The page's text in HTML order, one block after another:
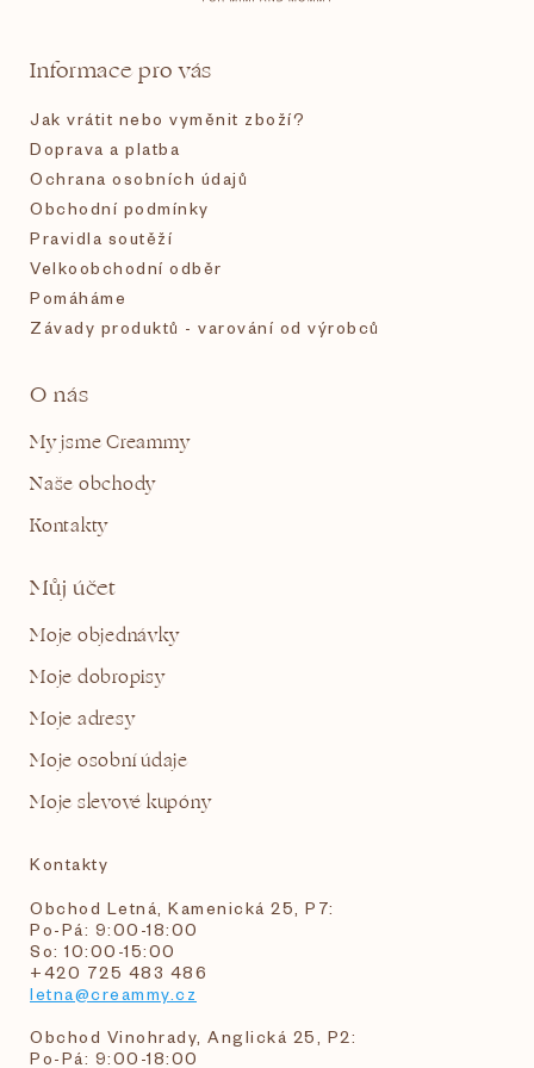
Informace pro vás
Jak vrátit nebo vyměnit zboží?
Doprava a platba
Ochrana osobních údajů
Obchodní podmínky
Pravidla soutěží
Velkoobchodní odběr
Pomáháme
Závady produktů - varování od výrobců
O nás
My jsme Creammy
Naše obchody
Kontakty
Můj účet
Moje objednávky
Moje dobropisy
Moje adresy
Moje osobní údaje
Moje slevové kupóny
Kontakty
Obchod Letná, Kamenická 25, P7:
Po-Pá: 9:00-18:00
So: 10:00-15:00
+420 725 483 486
letna@creammy.cz
Obchod Vinohrady, Anglická 25, P2:
Po-Pá: 9:00-18:00